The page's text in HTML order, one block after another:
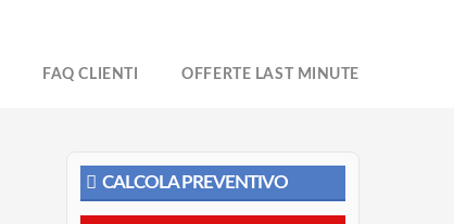
FAQ CLIENTI OFFERTE LAST MINUTE
CALCOLA PREVENTIVO